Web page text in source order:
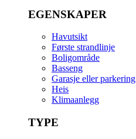
EGENSKAPER
Havutsikt
Første strandlinje
Boligområde
Basseng
Garasje eller parkering
Heis
Klimaanlegg
TYPE